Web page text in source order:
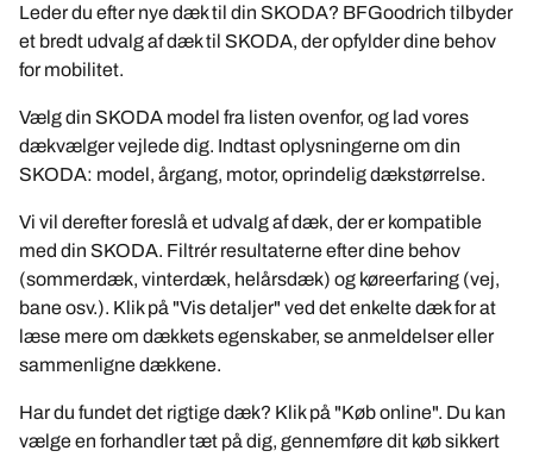
Leder du efter nye dæk til din SKODA? BFGoodrich tilbyder
et bredt udvalg af dæk til SKODA, der opfylder dine behov
for mobilitet.
Vælg din SKODA model fra listen ovenfor, og lad vores
dækvælger vejlede dig. Indtast oplysningerne om din
SKODA: model, årgang, motor, oprindelig dækstørrelse.
Vi vil derefter foreslå et udvalg af dæk, der er kompatible
med din SKODA. Filtrér resultaterne efter dine behov
(sommerdæk, vinterdæk, helårsdæk) og køreerfaring (vej,
bane osv.). Klik på "Vis detaljer" ved det enkelte dæk for at
læse mere om dækkets egenskaber, se anmeldelser eller
sammenligne dækkene.
Har du fundet det rigtige dæk? Klik på "Køb online". Du kan
vælge en forhandler tæt på dig, gennemføre dit køb sikkert